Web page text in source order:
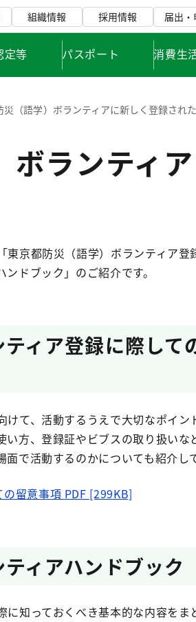
組織情報 採用情報 届出
定等 パスポート 消費生
災（語学）ボランティアに新しく登録され
ボランティ
京都防災（語学）ボランティア登
ドブック」のご紹介です。
ィア登録に際して
て、活動するうえで大切なポイン
方、登録証やビブスの取り扱いな
で活動するのかについても紹介し
の留意事項 PDF [299KB]
ィアハンドブック
知っておくべき基本的な内容をま